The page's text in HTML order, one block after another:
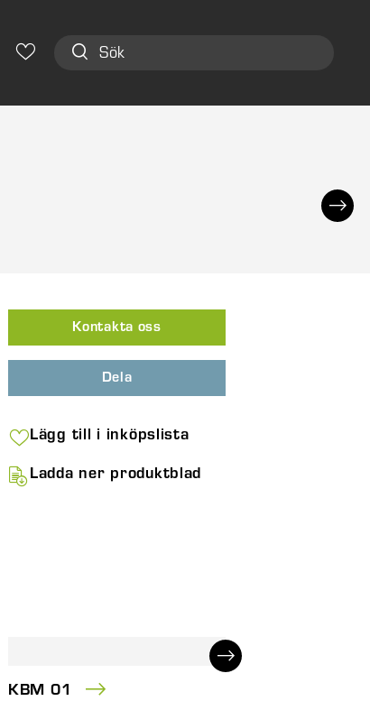
Kontakta oss
Dela
Lägg till i inköpslista
Ladda ner produktblad
KBM 01